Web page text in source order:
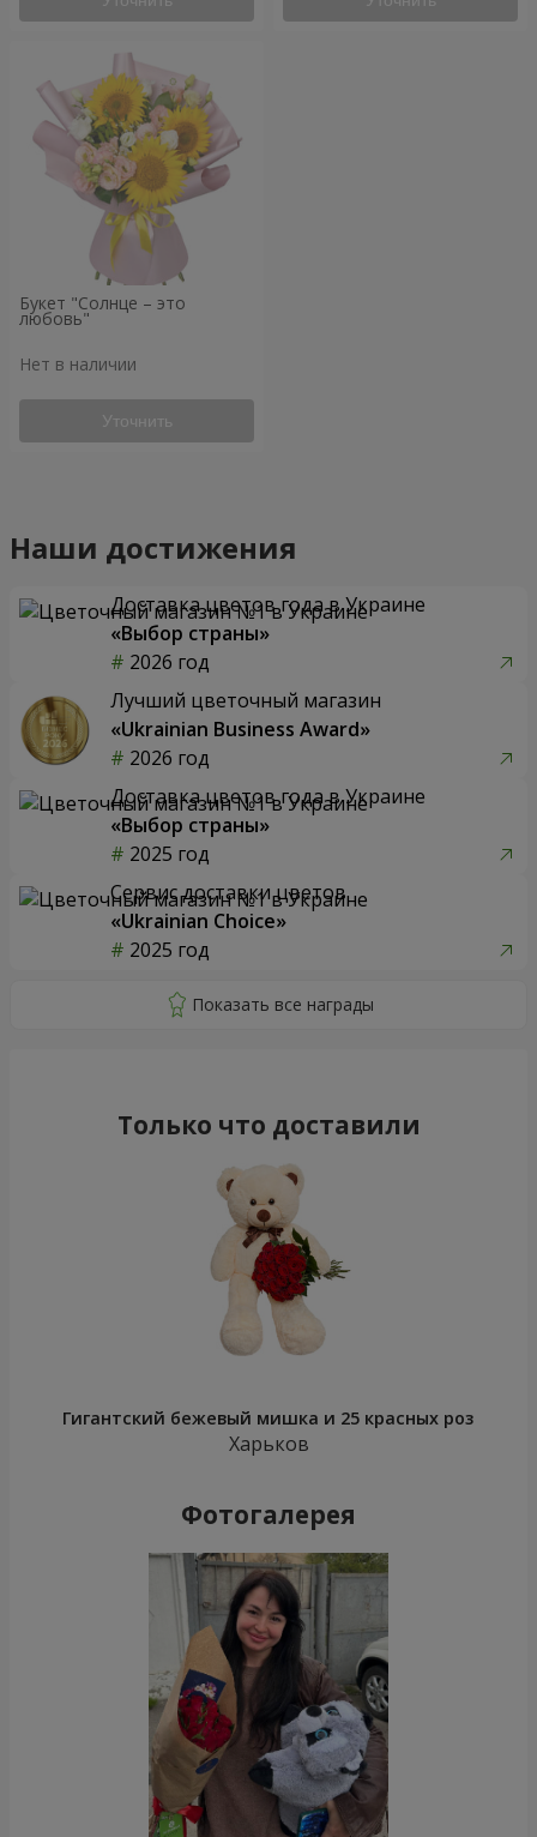
Букет "Солнце – это
любовь"
Нет в наличии
Уточнить
Наши достижения
Доставка цветов года в Украине
«Выбор страны»
2026 год
Лучший цветочный магазин
«Ukrainian Business Award»
2026 год
Доставка цветов года в Украине
«Выбор страны»
2025 год
Сервис доставки цветов
«Ukrainian Choice»
2025 год
Только что доставили
Гигантский бежевый мишка и 25 красных роз
Харьков
Фотогалерея